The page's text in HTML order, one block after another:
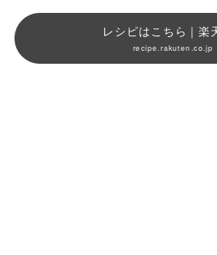
レシピはこちら｜楽
recipe.rakuten.co.jp